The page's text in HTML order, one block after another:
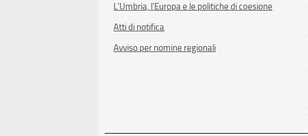
L'Umbria, l'Europa e le politiche di coesione
Atti di notifica
Avviso per nomine regionali